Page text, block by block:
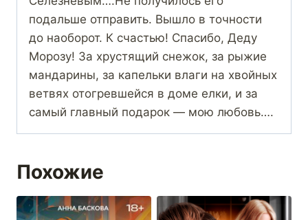
подальше отправить. Вышло в точности
до наоборот. К счастью! Спасибо, Деду
Морозу! За хрустящий снежок, за рыжие
мандарины, за капельки влаги на хвойных
ветвях отогревшейся в доме елки, и за
самый главный подарок — мою любовь….
Похожие